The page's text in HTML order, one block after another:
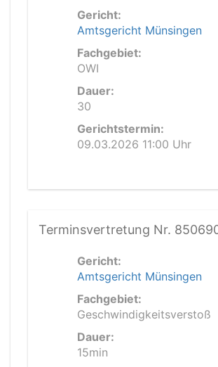
Gericht:
Amtsgericht Münsingen
Fachgebiet:
OWI
Dauer:
30
Gerichtstermin:
09.03.2026 11:00 Uhr
Terminsvertretung Nr.
Gericht:
Amtsgericht Münsingen
Fachgebiet:
Geschwindigkeitsverstoß
Dauer:
15min